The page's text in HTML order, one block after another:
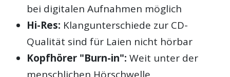
bei digitalen Aufnahmen möglich
Hi-Res: Klangunterschiede zur CD-
Qualität sind für Laien nicht hörbar
Kopfhörer "Burn-in": Weit unter der